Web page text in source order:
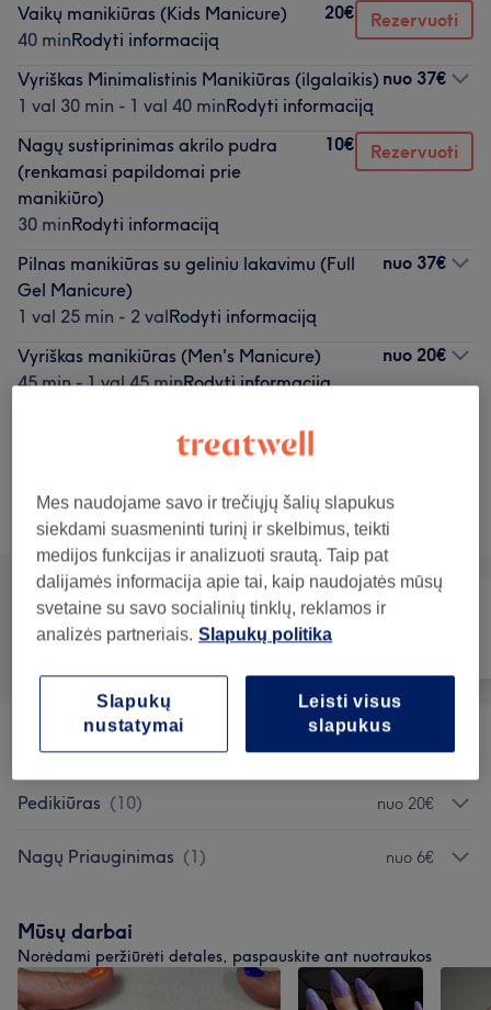
Vaikų manikiūras (Kids Manicure)
40 minRodyti informaciją
20€ Rezervuoti
Vyriškas Minimalistinis Manikiūras (ilgalaikis)
1 val 30 min - 1 val 40 minRodyti informaciją
nuo 37€
Nagų sustiprinimas akrilo pudra
(renkamasi papildomai prie
manikiūro)
30 minRodyti informaciją
10€ Rezervuoti
Pilnas manikiūras su geliniu lakavimu (Full
Gel Manicure)
1 val 25 min - 2 valRodyti informaciją
nuo 37€
Vyriškas manikiūras (Men's Manicure)
45 min - 1 val 45 minRodyti informaciją
nuo 20€
Rodyti 5 kitas paslaugas...
Neradai ko ieškojai?
Teikiamos paslaugos
Visos paslaugos Nagai
Manikiūras (18) nuo 1€
Pedikiūras (10) nuo 20€
Nagų Priauginimas (1) nuo 6€
Mūsų darbai
Norėdami peržiūrėti detales, paspauskite ant nuotraukos
Mes naudojame savo ir trečiųjų šalių slapukus
siekdami suasmeninti turinį ir skelbimus, teikti
medijos funkcijas ir analizuoti srautą. Taip pat
dalijamės informacija apie tai, kaip naudojatės mūsų
svetaine su savo socialinių tinklų, reklamos ir
analizės partneriais. Slapukų politika
Leisti visus
slapukus
Slapukų
nustatymai